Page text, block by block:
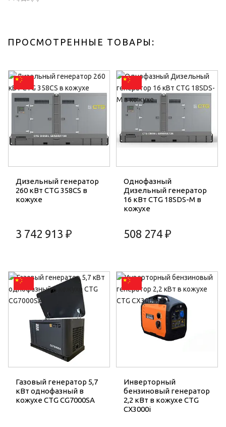
ПРОСМОТРЕННЫЕ ТОВАРЫ:
Дизельный генератор
260 кВт CTG 358CS в
кожухе
3 742 913 ₽
Однофазный
Дизельный генератор
16 кВт CTG 18SDS-M в
кожухе
508 274 ₽
Газовый генератор 5,7
кВт однофазный в
кожухе CTG CG7000SA
Инверторный
бензиновый генератор
2,2 кВт в кожухе CTG
CX3000i